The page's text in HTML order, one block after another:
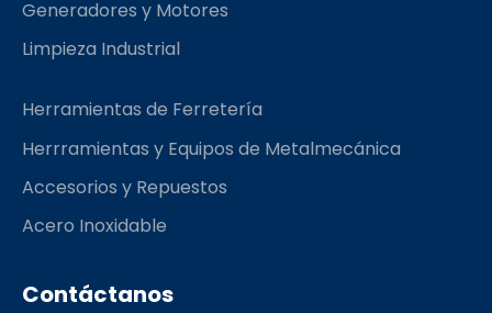
Generadores y Motores
Limpieza Industrial
Herramientas de Ferretería
Herrramientas y Equipos de Metalmecánica
Accesorios y Repuestos
Acero Inoxidable
Contáctanos